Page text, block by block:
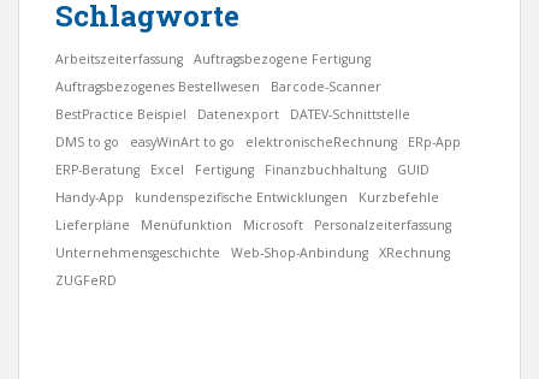
Schlagworte
Arbeitszeiterfassung
Auftragsbezogene Fertigung
Auftragsbezogenes Bestellwesen
Barcode-Scanner
BestPractice Beispiel
Datenexport
DATEV-Schnittstelle
DMS to go
easyWinArt to go elektronischeRechnung
ERp-App
ERP-Beratung
Excel Fertigung Finanzbuchhaltung
GUID
Handy-App
kundenspezifische Entwicklungen
Kurzbefehle
Lieferpläne
Menüfunktion Microsoft
Personalzeiterfassung
Unternehmensgeschichte
Web-Shop-Anbindung
XRechnung
ZUGFeRD